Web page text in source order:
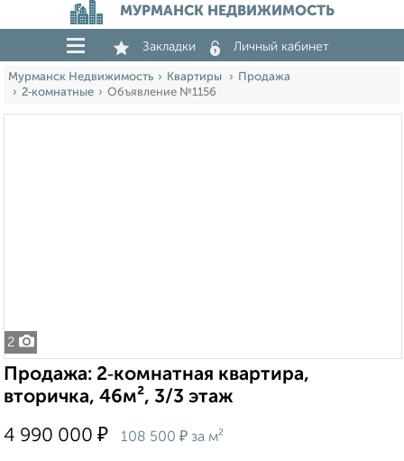
МУРМАНСК НЕДВИЖИМОСТЬ
Закладки Личный кабинет
Мурманск Недвижимость Квартиры
Продажа
2‑комнатные
Объявление №1156
2
Продажа: 2‑комнатная квартира,
вторичка, 46м², 3/3 этаж
4 990 000 ₽ 108 500 ₽ за м²